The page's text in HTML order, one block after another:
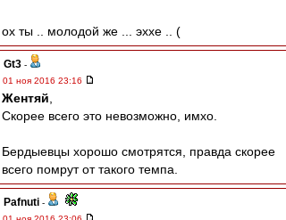
ох ты .. молодой же ... эххе .. (
Gt3 -
01 ноя 2016 23:16
Жентяй
Скорее всего это невозможно, имхо.
Бердыевцы хорошо смотрятся, правда скорее
всего помрут от такого темпа.
Pafnuti -